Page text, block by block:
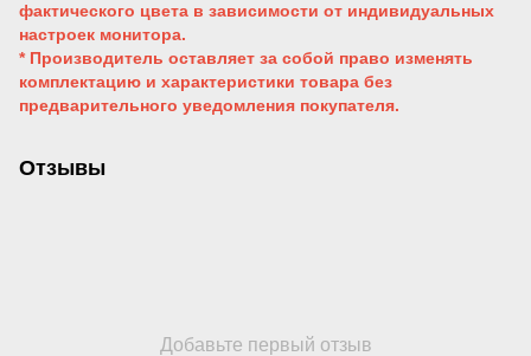
фактического цвета в зависимости от индивидуальных
настроек монитора.
* Производитель оставляет за собой право изменять
комплектацию и характеристики товара без
предварительного уведомления покупателя.
Отзывы
Добавьте первый отзыв